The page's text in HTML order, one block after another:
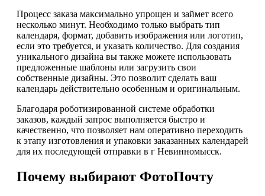
Процесс заказа максимально упрощен и займет всего
несколько минут. Необходимо только выбрать тип
календаря, формат, добавить изображения или логотип,
если это требуется, и указать количество. Для создания
уникального дизайна вы также можете использовать
предложенные шаблоны или загрузить свои
собственные дизайны. Это позволит сделать ваш
календарь действительно особенным и оригинальным.
Благодаря роботизированной системе обработки
заказов, каждый запрос выполняется быстро и
качественно, что позволяет нам оперативно переходить
к этапу изготовления и упаковки заказанных календарей
для их последующей отправки в г Невинномысск.
Почему выбирают ФотоПочту